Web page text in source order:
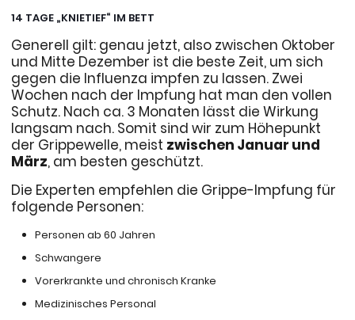
14 TAGE „KNIETIEF“ IM BETT
Generell gilt: genau jetzt, also zwischen Oktober
und Mitte Dezember ist die beste Zeit, um sich
gegen die Influenza impfen zu lassen. Zwei
Wochen nach der Impfung hat man den vollen
Schutz. Nach ca. 3 Monaten lässt die Wirkung
langsam nach. Somit sind wir zum Höhepunkt
der Grippewelle, meist zwischen Januar und
März, am besten geschützt.
Die Experten empfehlen die Grippe-Impfung für
folgende Personen:
Personen ab 60 Jahren
Schwangere
Vorerkrankte und chronisch Kranke
Medizinisches Personal